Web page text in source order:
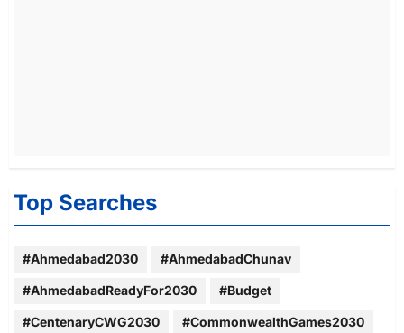
Top Searches
#Ahmedabad2030 #AhmedabadChunav
#AhmedabadReadyFor2030 #Budget
#CentenaryCWG2030 #CommonwealthGames2030